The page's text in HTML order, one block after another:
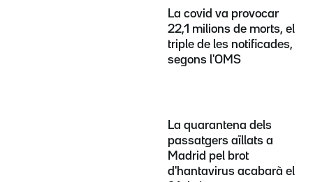
La covid va provocar
22,1 milions de morts, el
triple de les notificades,
segons l'OMS
La quarantena dels
passatgers aïllats a
Madrid pel brot
d'hantavirus acabarà el